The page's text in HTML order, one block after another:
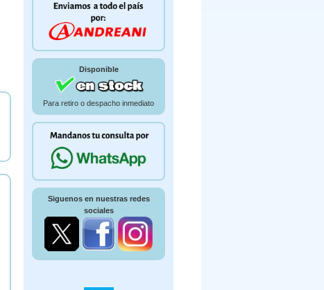
Disponible
Para retiro o despacho inmediato
Siguenos en nuestras redes
sociales